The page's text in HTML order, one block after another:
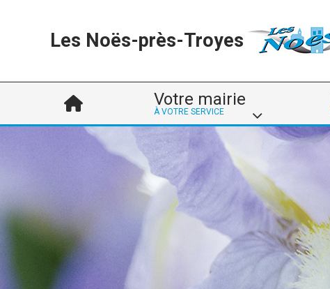
Les Noës-près-Troyes
Votre mairie
À VOTRE SERVICE